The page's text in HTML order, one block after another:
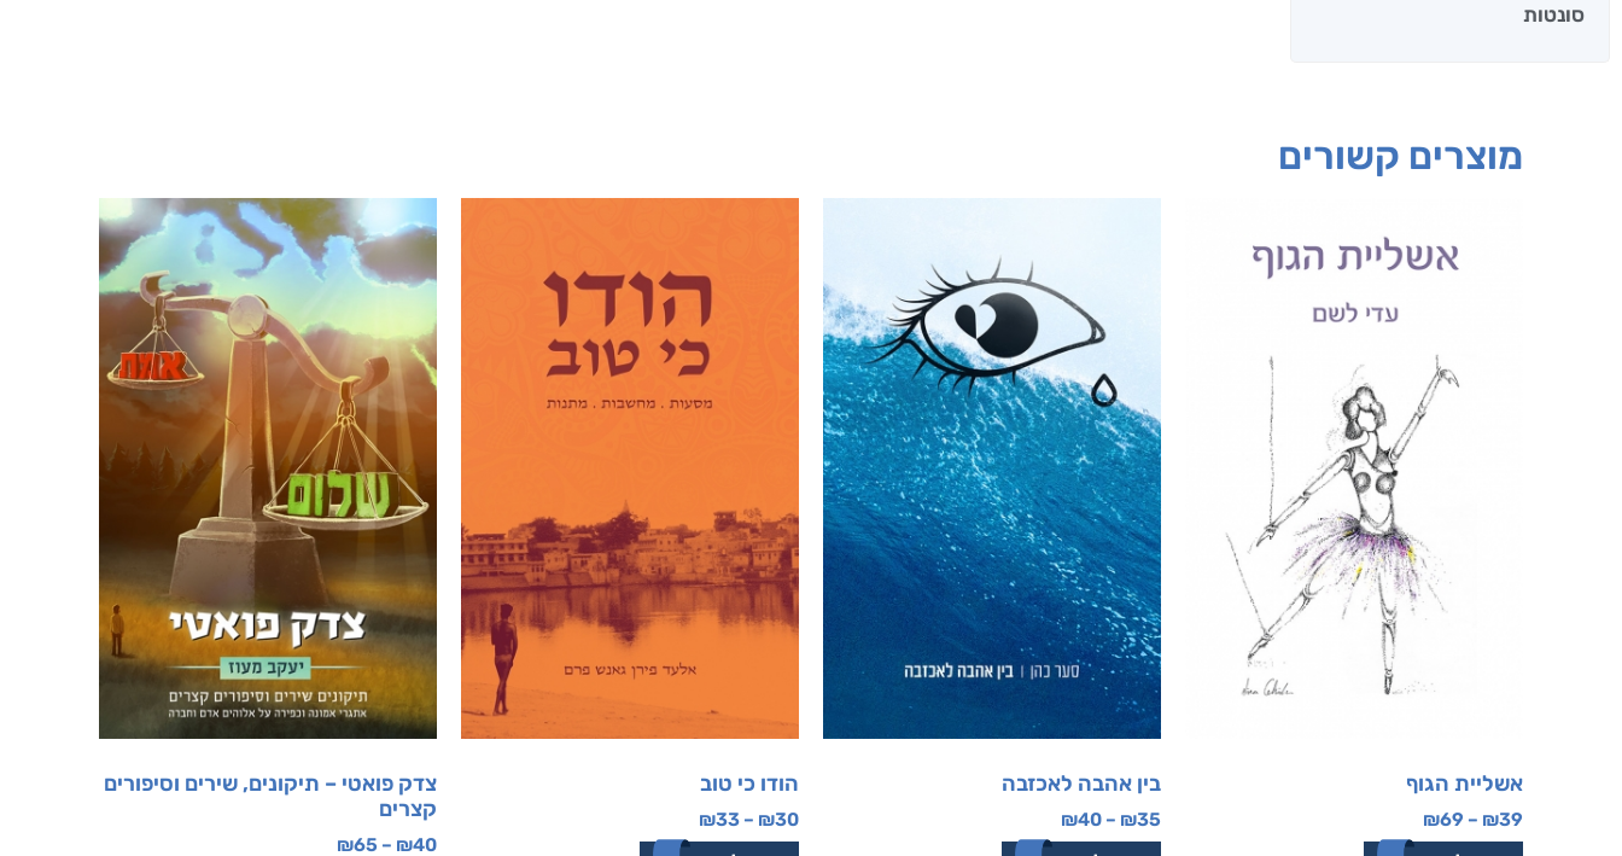
סונטות
מוצרים קשורים
אשליית הגוף
₪39
–
₪69
בין אהבה לאכזבה
₪35
–
₪40
הודו כי טוב
₪30
–
₪33
צדק פואטי – תיקונים, שירים וסיפורים
קצרים
₪40
–
₪65